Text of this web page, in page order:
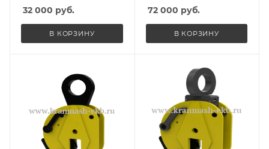
Масса 145кг, Количество
роликов 1, Г/п 12,5т
32 000 руб.
В КОРЗИНУ
роликов 2, Г/п 15т
72 000 руб.
В КОРЗИНУ